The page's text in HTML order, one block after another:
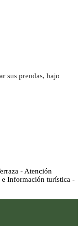
sus prendas, bajo
- Atención
e Información turística -